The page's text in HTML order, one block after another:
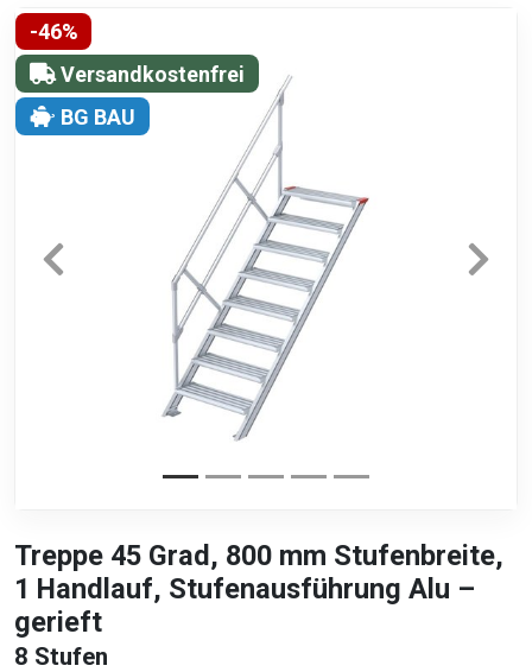
-46%
Versandkostenfrei
BG BAU
Treppe 45 Grad, 800 mm Stufenbreite,
1 Handlauf, Stufenausführung Alu –
gerieft
8 Stufen